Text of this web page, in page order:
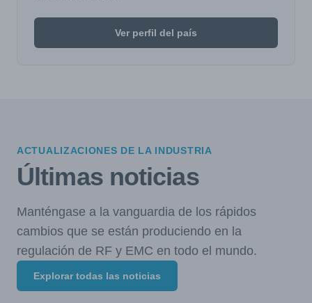
Ver perfil del país
ACTUALIZACIONES DE LA INDUSTRIA
Últimas noticias
Manténgase a la vanguardia de los rápidos
cambios que se están produciendo en la
regulación de RF y EMC en todo el mundo.
Explorar todas las noticias